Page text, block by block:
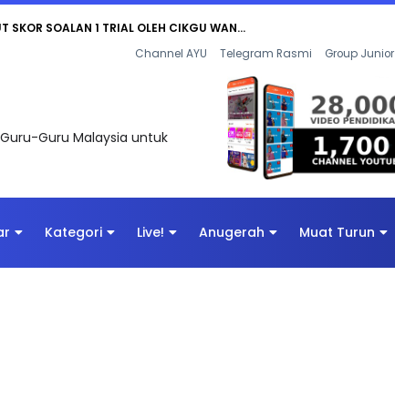
DIGITAL PENYELAMAT DUNIA
Channel AYU Telegram Rasmi Group Junior
Guru Malaysia untuk
Kategori Live! Anugerah Muat Turun